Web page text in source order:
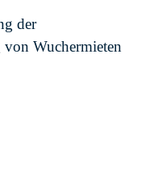
der
Wuchermieten